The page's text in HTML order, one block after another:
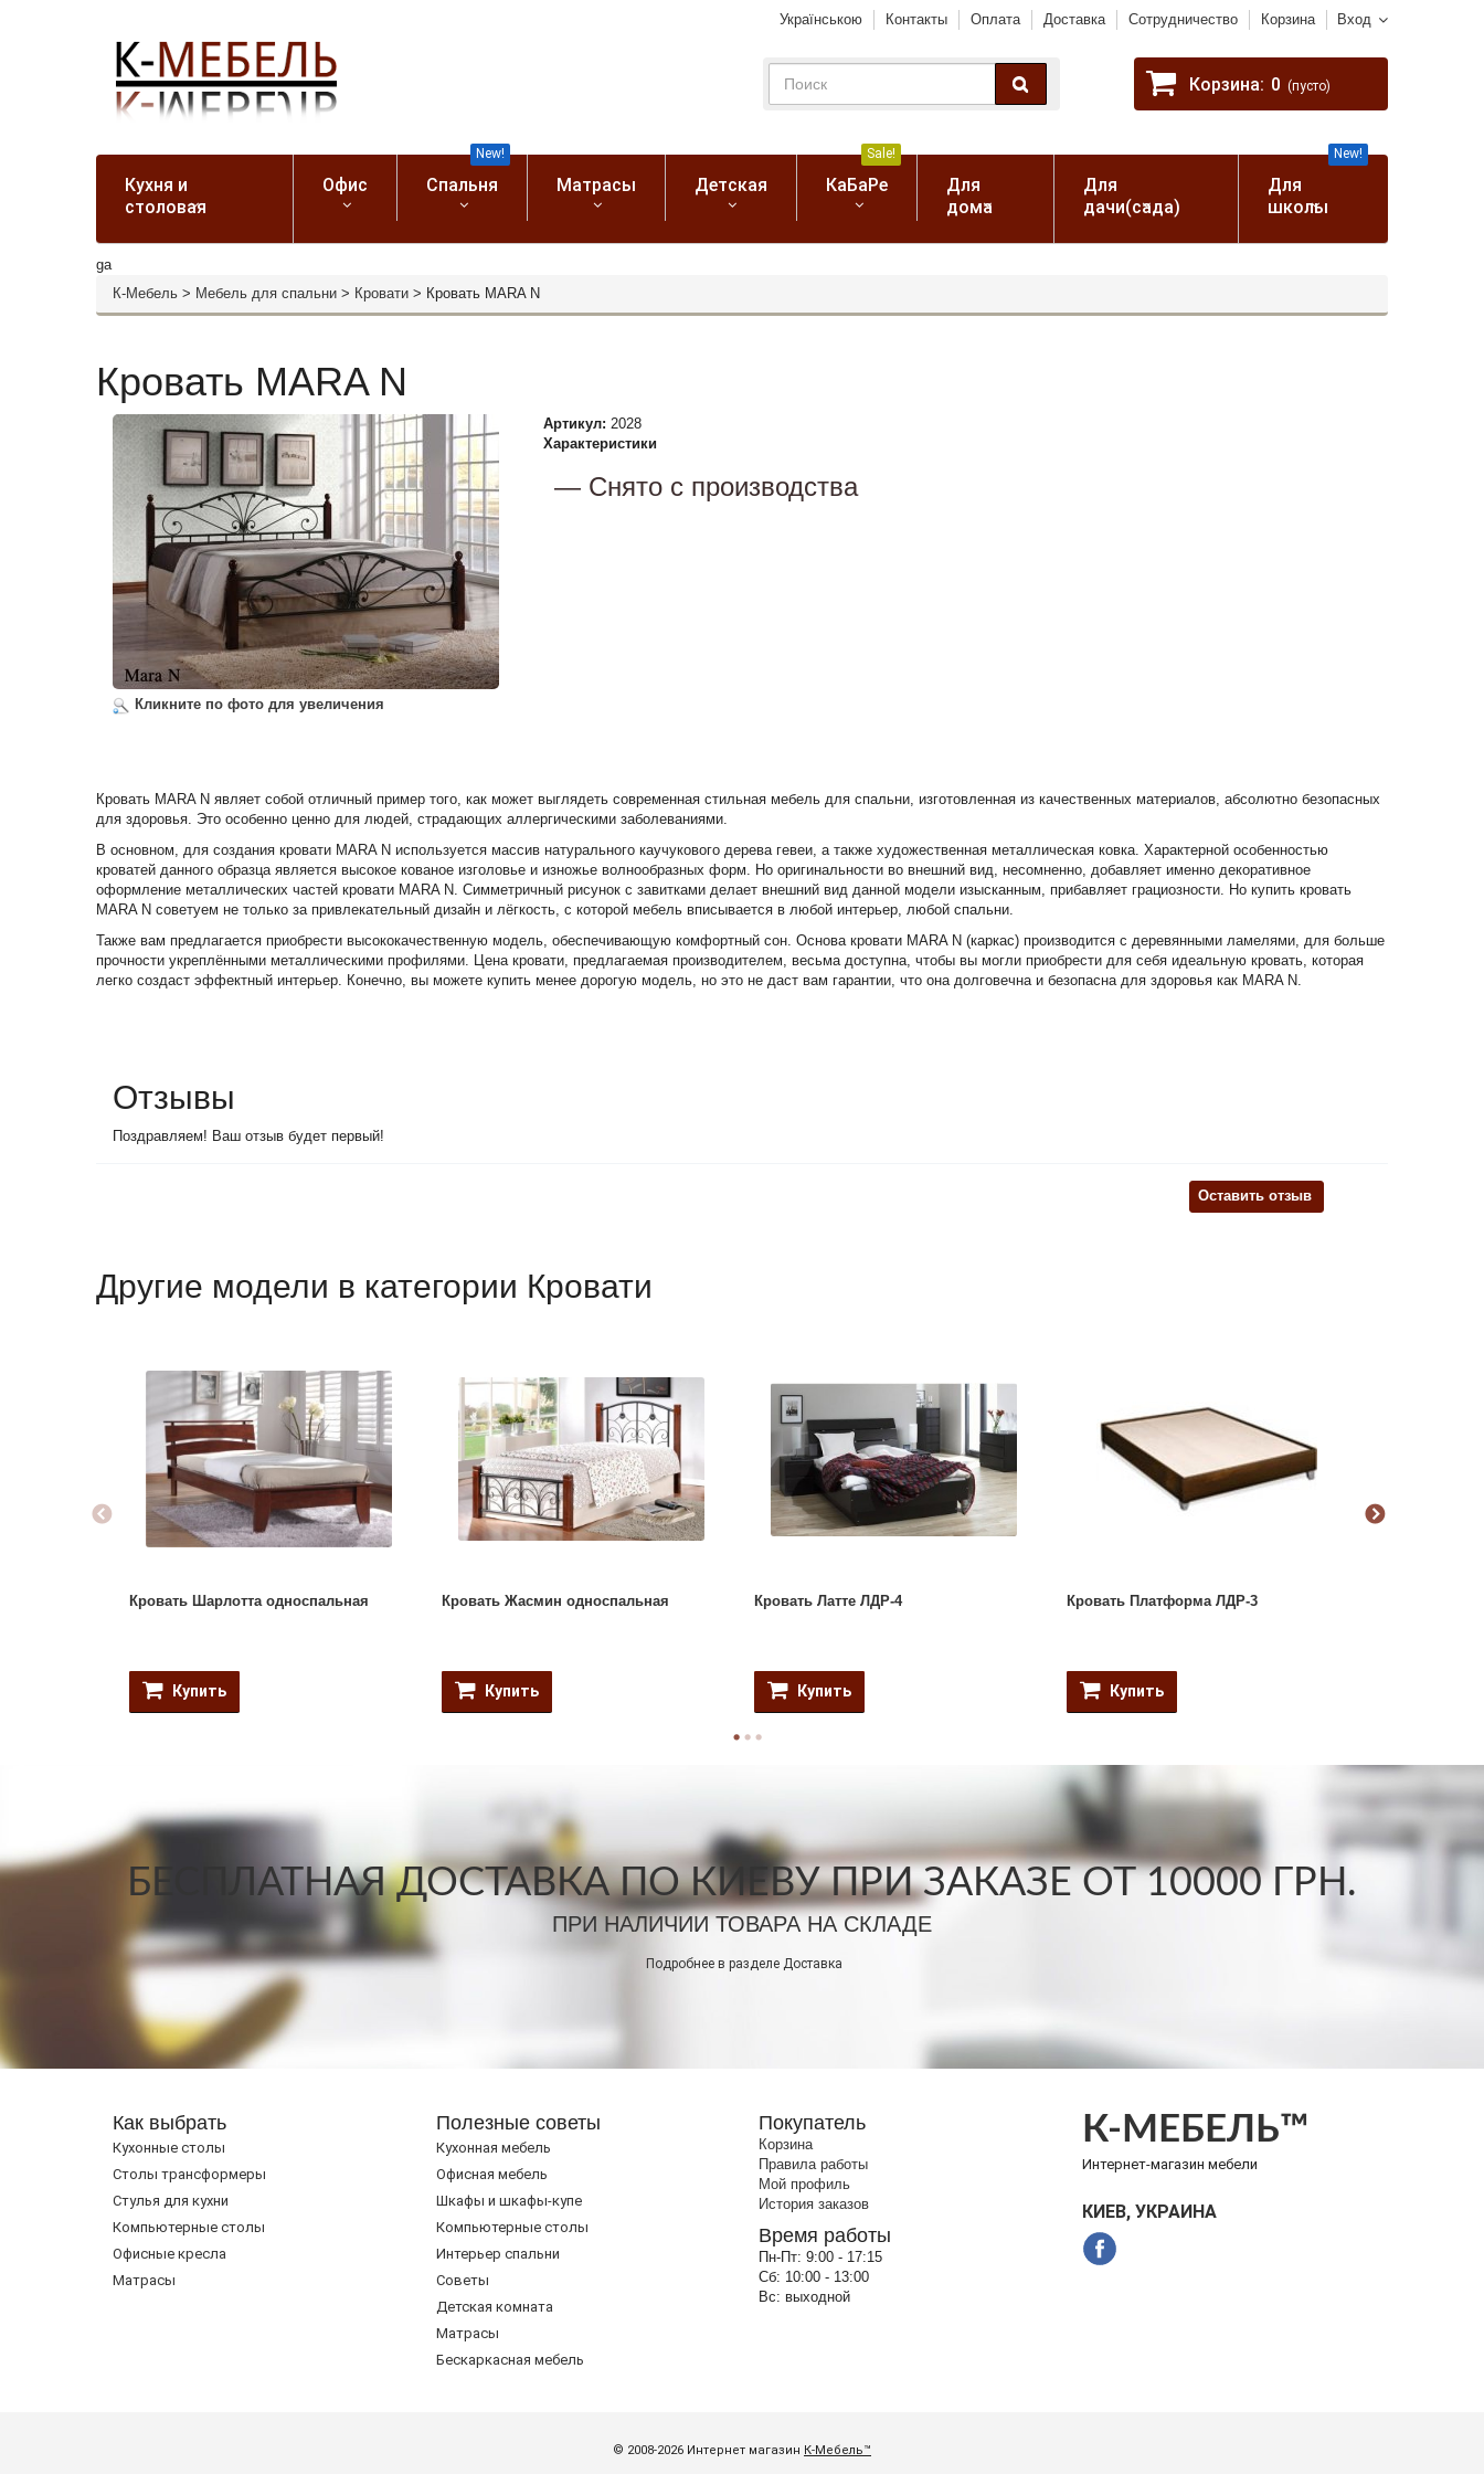
Вход
Українською Контакты Оплата Доставка Сотрудничество Корзина
Корзина: 0 (пусто)
Кухня и
столовая
Офис Спальня
New!
Матрасы Детская КаБаРе
Sale!
Для
дома
Для
дачи(сада)
Для
школы
New!
ga
К-Мебель > Мебель для спальни > Кровати > Кровать MARA N
Кровать MARA N
Кликните по фото для увеличения
Артикул: 2028
Характеристики
— Снято с производства
Кровать MARA N являет собой отличный пример того, как может выглядеть современная стильная мебель для спальни, изготовленная из качественных материалов, абсолютно безопасных
для здоровья. Это особенно ценно для людей, страдающих аллергическими заболеваниями.
В основном, для создания кровати MARA N используется массив натурального каучукового дерева гевеи, а также художественная металлическая ковка. Характерной особенностью
кроватей данного образца является высокое кованое изголовье и изножье волнообразных форм. Но оригинальности во внешний вид, несомненно, добавляет именно декоративное
оформление металлических частей кровати MARA N. Симметричный рисунок с завитками делает внешний вид данной модели изысканным, прибавляет грациозности. Но купить кровать
MARA N советуем не только за привлекательный дизайн и лёгкость, с которой мебель вписывается в любой интерьер, любой спальни.
Также вам предлагается приобрести высококачественную модель, обеспечивающую комфортный сон. Основа кровати MARA N (каркас) производится с деревянными ламелями, для больше
прочности укреплёнными металлическими профилями. Цена кровати, предлагаемая производителем, весьма доступна, чтобы вы могли приобрести для себя идеальную кровать, которая
легко создаст эффектный интерьер. Конечно, вы можете купить менее дорогую модель, но это не даст вам гарантии, что она долговечна и безопасна для здоровья как MARA N.
Отзывы
Поздравляем! Ваш отзыв будет первый!
Оставить отзыв
Другие модели в категории Кровати
Кровать Шарлотта односпальная
Купить
Кровать Жасмин односпальная
Купить
Кровать Латте ЛДР-4
Купить
Кровать Платформа ЛДР-3
Купить
БЕСПЛАТНАЯ ДОСТАВКА ПО КИЕВУ ПРИ ЗАКАЗЕ ОТ 10000 ГРН.
ПРИ НАЛИЧИИ ТОВАРА НА СКЛАДЕ
Подробнее в разделе Доставка
Как выбрать
Кухонные столы
Cтолы трансформеры
Стулья для кухни
Компьютерные столы
Офисные кресла
Матрасы
Полезные советы
Кухонная мебель
Офисная мебель
Шкафы и шкафы-купе
Компьютерные столы
Интерьер спальни
Советы
Детская комната
Матрасы
Бескаркасная мебель
© 2008-2026 Интернет магазин К-Мебель™
Покупатель
Корзина
Правила работы
Мой профиль
История заказов
Время работы
Пн-Пт: 9:00 - 17:15
Сб: 10:00 - 13:00
Вс: выходной
К-МЕБЕЛЬ™
Интернет-магазин мебели
КИЕВ, УКРАИНА